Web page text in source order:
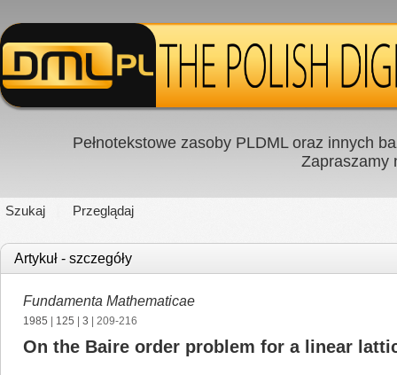
Pełnotekstowe zasoby PLDML oraz innych
Zapraszamy
Szukaj Przeglądaj
Artykuł - szczegóły
Fundamenta Mathematicae
1985 125 3 | 209-216
On the Baire order problem for a linear